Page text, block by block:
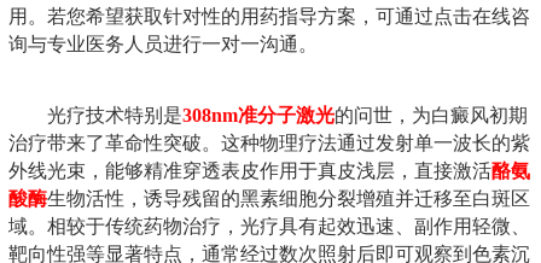
用。若您希望获取针对性的用药指导方案，可通过点击在线咨
询与专业医务人员进行一对一沟通。
光疗技术特别是308nm准分子激光的问世，为白癜风初期
治疗带来了革命性突破。这种物理疗法通过发射单一波长的紫
外线光束，能够精准穿透表皮作用于真皮浅层，直接激活酪氨
酸酶生物活性，诱导残留的黑素细胞分裂增殖并迁移至白斑区
域。相较于传统药物治疗，光疗具有起效迅速、副作用轻微、
靶向性强等显著特点，通常经过数次照射后即可观察到色素沉